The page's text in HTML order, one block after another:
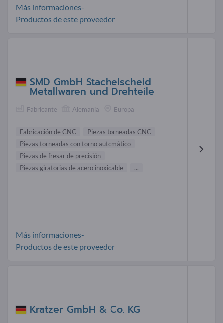
Más informaciones-
Productos de este proveedor
SMD GmbH Stachelscheid
Metallwaren und Drehteile
Fabricante Alemania Europa
Fabricación de CNC
Piezas torneadas CNC
Piezas torneadas con torno automático
Piezas de fresar de precisión
Piezas giratorias de acero inoxidable
...
Más informaciones-
Productos de este proveedor
Kratzer GmbH & Co. KG